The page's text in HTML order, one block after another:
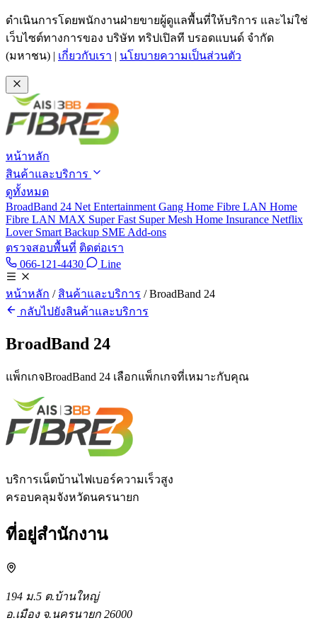
ข้ามไปเนื้อหาหลัก
ดำเนินการโดยพนักงานฝ่ายขายผู้ดูแลพื้นที่ให้บริการ และไม่ใช่
เว็บไซต์ทางการของ บริษัท ทริปเปิลที บรอดแบนด์ จำกัด
(มหาชน) | เกี่ยวกับเรา | นโยบายความเป็นส่วนตัว
หน้าหลัก
สินค้าและบริการ
ดูทั้งหมด
BroadBand 24 Net Entertainment Gang Home Fibre LAN Home
Fibre LAN MAX Super Fast Super Mesh Home Insurance Netflix
Lover Smart Backup SME Add-ons
ตรวจสอบพื้นที่ ติดต่อเรา
066-121-4430 โทร 066-121-4430
Lineติดต่อทาง Line @tan3bb
หน้าหลัก / สินค้าและบริการ / BroadBand 24
กลับไปยังสินค้าและบริการ
BroadBand 24
แพ็กเกจBroadBand 24 เลือกแพ็กเกจที่เหมาะกับคุณ
บริการเน็ตบ้านไฟเบอร์ความเร็วสูง
ครอบคลุมจังหวัดนครนายก
ที่อยู่สำนักงาน
194 ม.5 ต.บ้านใหญ่
อ.เมือง จ.นครนายก 26000